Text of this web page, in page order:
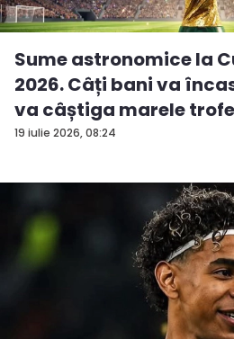
19 iulie 2026, 08:24
Sume astronomice la
2026. Câți bani va
va câștiga marele